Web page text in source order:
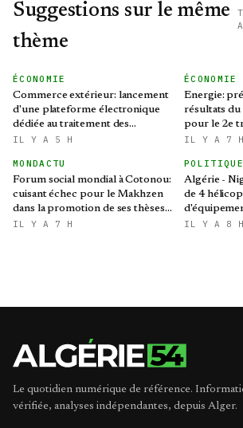
Suggestions sur le même
thème
ÉCONOMIE
Commerce extérieur: lancement
d'une plateforme électronique
dédiée au traitement des
préoccupations des opérateurs
IL Y A 5 H
ÉCONOMIE
Energie:
résultats du
pour le 2e
IL Y A 7 H
MONDACTU
Forum social mondial à Cotonou:
cuisant échec pour le Makhzen
dans la promotion de ses thèses
colonialistes
IL Y A 7 H
Algérie -
de 4
nigérienne
IL Y A 8 H
Le quotidien numérique de référence.
vérifiée, analyses indépendantes, depuis Alger.